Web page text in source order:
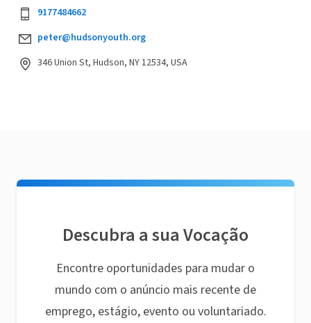
9177484662
peter@hudsonyouth.org
346 Union St, Hudson, NY 12534, USA
Descubra a sua Vocação
Encontre oportunidades para mudar o
mundo com o anúncio mais recente de
emprego, estágio, evento ou voluntariado.